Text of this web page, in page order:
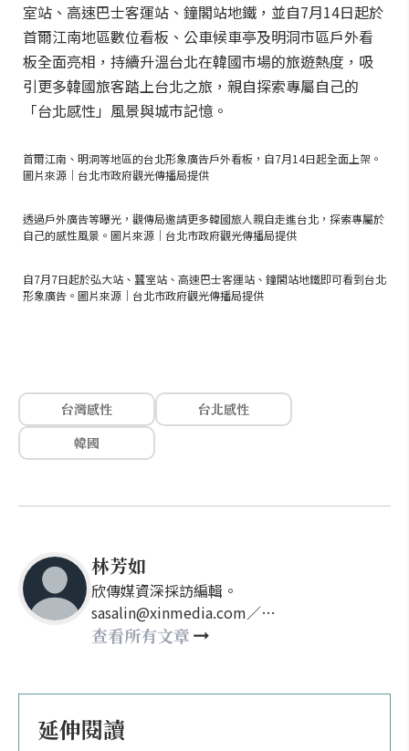
室站、高速巴士客運站、鐘閣站地鐵，並自7月14日起於
首爾江南地區數位看板、公車候車亭及明洞市區戶外看
板全面亮相，持續升溫台北在韓國市場的旅遊熱度，吸
引更多韓國旅客踏上台北之旅，親自探索專屬自己的
「台北感性」風景與城市記憶。
首爾江南、明洞等地區的台北形象廣告戶外看板，自7月14日起全面上架。
圖片來源｜台北市政府觀光傳播局提供
透過戶外廣告等曝光，觀傳局邀請更多韓國旅人親自走進台北，探索專屬於
自己的感性風景。圖片來源｜台北市政府觀光傳播局提供
自7月7日起於弘大站、蠶室站、高速巴士客運站、鐘閣站地鐵即可看到台北
形象廣告。圖片來源｜台北市政府觀光傳播局提供
台灣感性
台北感性
韓國
林芳如
欣傳媒資深採訪編輯。
sasalin@xinmedia.com／
happy21917@gmail.com
查看所有文章
延伸閱讀